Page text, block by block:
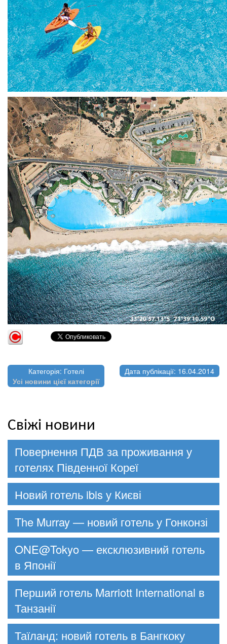
Категорія: Готелі
Усі новини цієї категорії
Дата публікації: 16.04.2014
Свіжі новини
Повернення ПДВ за проживання у
готелях Південної Кореї
Новий готель ibis у Києві
The Murray — новий готель у Гонконзі
ONE@Tokyo — ексклюзивний готель
в Японії
Перший готель Marriott International в
Танзанії
Таїланд: новий готель в Бангкоку